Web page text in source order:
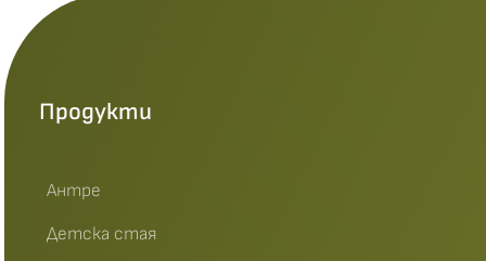
Продукти
Антре
Детска стая